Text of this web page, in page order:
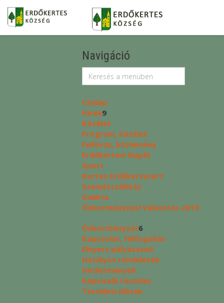
Navigáció
Címlap
Hírek9
Közélet
Program, közélet
Felhívás, közlemény
Erdőkertesi Napló
Sport
Kertes Erdőkertesért
Szemétszállítás
Galéria
Önkormányzati Választás 2019
Önkormányzat6
Kapcsolat, félfogadás
Elnyert pályázatok
Hatályos rendeletek
Hirdetmények
Képviselő testület
Testületi ülések